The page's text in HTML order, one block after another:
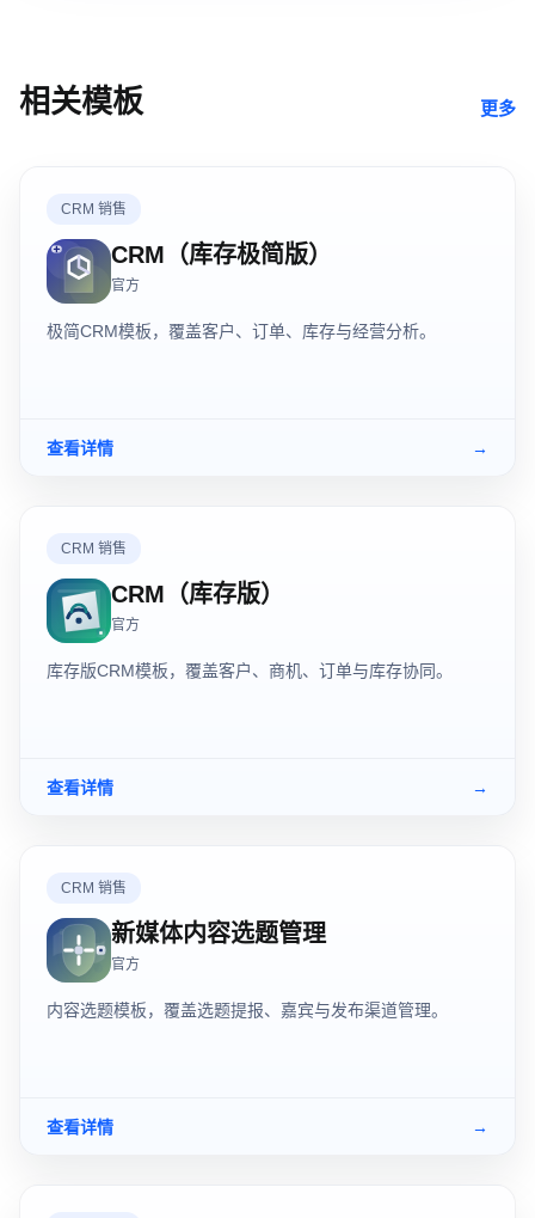
相关模板 更多
CRM 销售
CRM（库存极简版）
官方
极简CRM模板，覆盖客户、订单、库存与经营分析。
查看详情 →
CRM 销售
CRM（库存版）
官方
库存版CRM模板，覆盖客户、商机、订单与库存协同。
查看详情 →
CRM 销售
新媒体内容选题管理
官方
内容选题模板，覆盖选题提报、嘉宾与发布渠道管理。
查看详情 →